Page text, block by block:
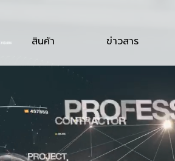
สินค้า ข่าวสาร